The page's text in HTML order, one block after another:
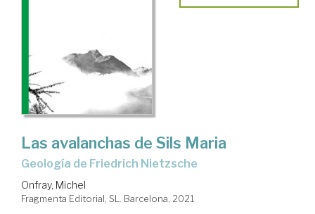
Las avalanchas de Sils Maria
Geología de Friedrich Nietzsche
Onfray, Michel
Fragmenta Editorial, SL. Barcelona, 2021